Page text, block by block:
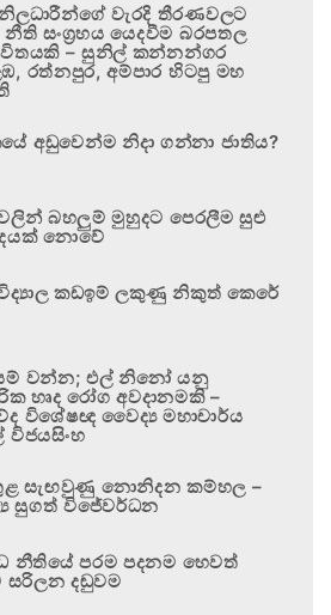
නිලධාරීන්ගේ වැරදි තීරණවලට
සංග්‍රහය යෙදවීම බරපතල
– සුනිල් කන්නන්ගර
රත්නපුර, අම්පාර හිටපු මහ
අඩුවෙන්ම නිදා ගන්නා ජාතිය?
බහලුම් මුහුදට පෙරලීම සුළු
නොවේ
කඩඉම් ලකුණු නිකුත් කෙරේ
වන්න; එල් නිනෝ යනු
හෘද රෝග අවදානමකි –
විශේෂඥ වෛද්‍ය මහාචාර්ය
විජයසිංහ
සැඟවුණු නොනිදන කම්හල –
සුගත් විජේවර්ධන
නීතියේ පරම පදනම හෙවත්
සරිලන දඬුවම